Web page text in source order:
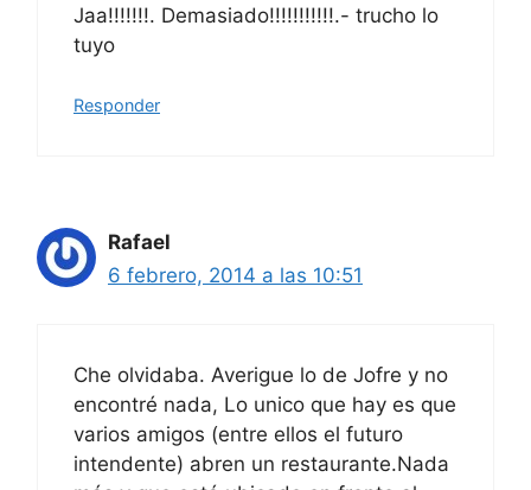
Jaa!!!!!!!. Demasiado!!!!!!!!!!!.- trucho lo
tuyo
Responder
Rafael
6 febrero, 2014 a las 10:51
Che olvidaba. Averigue lo de Jofre y no
encontré nada, Lo unico que hay es que
varios amigos (entre ellos el futuro
intendente) abren un restaurante.Nada